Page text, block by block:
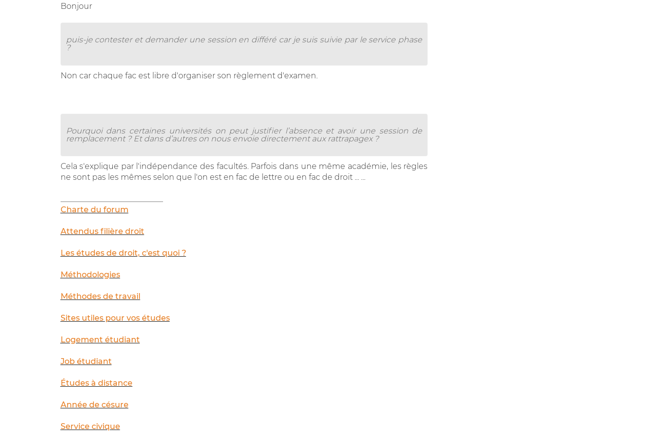
Bonjour
puis-je contester et demander une session en différé car je suis suivie par le service phase
?
Non car chaque fac est libre d'organiser son règlement d'examen.
Pourquoi dans certaines universités on peut justifier l’absence et avoir une session de
remplacement ? Et dans d’autres on nous envoie directement aux rattrapagex ?
Cela s'explique par l'indépendance des facultés. Parfois dans une même académie, les règles
ne sont pas les mêmes selon que l'on est en fac de lettre ou en fac de droit ... ...
Charte du forum
Attendus filière droit
Les études de droit, c'est quoi ?
Méthodologies
Méthodes de travail
Sites utiles pour vos études
Logement étudiant
Job étudiant
Études à distance
Année de césure
Service civique